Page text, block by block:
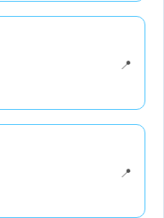
📍
📍